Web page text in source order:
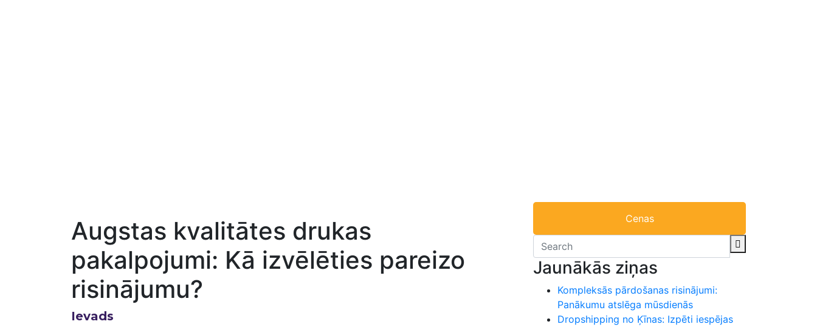
Augstas kvalitātes ⁢drukas
pakalpojumi: ⁢Kā izvēlēties pareizo
risinājumu?
Ievads
Cenas
Jaunākās ziņas
Kompleksās pārdošanas risinājumi:
Panākumu atslēga mūsdienās
Dropshipping no Ķīnas: Izpēti iespējas